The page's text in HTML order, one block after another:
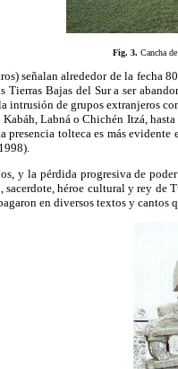
Fig. 3. Cancha
señalan alrededor de la fecha
Bajas del Sur a ser
de grupos extranjeros
Labná o Chichén Itzá,
tolteca es más
y la pérdida progresiva de
héroe cultural y rey
en diversos textos y